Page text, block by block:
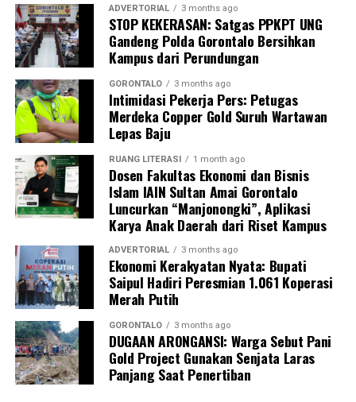
ADVERTORIAL 3 months ago
STOP KEKERASAN: Satgas PPKPT UNG
Gandeng Polda Gorontalo Bersihkan
Kampus dari Perundungan
GORONTALO 3 months ago
Intimidasi Pekerja Pers: Petugas
Merdeka Copper Gold Suruh Wartawan
Lepas Baju
RUANG LITERASI 1 month ago
Dosen Fakultas Ekonomi dan Bisnis
Islam IAIN Sultan Amai Gorontalo
Luncurkan “Manjonongki”, Aplikasi
Karya Anak Daerah dari Riset Kampus
ADVERTORIAL 3 months ago
Ekonomi Kerakyatan Nyata: Bupati
Saipul Hadiri Peresmian 1.061 Koperasi
Merah Putih
GORONTALO 3 months ago
DUGAAN ARONGANSI: Warga Sebut Pani
Gold Project Gunakan Senjata Laras
Panjang Saat Penertiban